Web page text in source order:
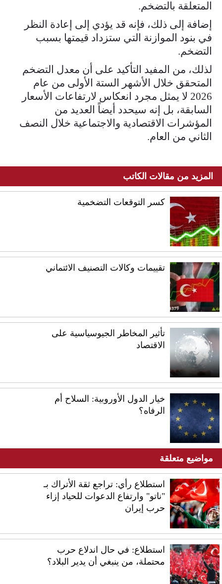
المتعلقة بالتضخم.
إضافة إلى ذلك، فإنه قد يؤدي إلى إعادة النظر
في بنود الموازنة التي ستزداد قيمتها بسبب
التضخم.
لذلك، من المفيد التأكيد على أن معدل التضخم
المتحقق خلال الأشهر الستة الأولى من عام
2026 لا يمثل مجرد انعكاس لارتفاعات الأسعار
السابقة، بل إنه سيحدد أيضاً العديد من
المؤشرات الاقتصادية والاجتماعية خلال النصف
الثاني من العام.
المزيد من مقالات الكاتب
كسر التوقعات التضخمية
تقييمات وكالات التصنيف الائتماني
تأثير المخاطر الجيوسياسية على
الاقتصاد
خيار الدول الأوروبية: السلاح أم
الرفاه؟
مواضيع متعلقة
استطلاع رأي: تراجع ثقة الأتراك بـ
"ناتو" وارتفاع الدعوات للحياد إزاء
حرب إيران
استطلاع: في حال اندلاع حرب
محتملة، من ينبغي أن يدير البلاد؟